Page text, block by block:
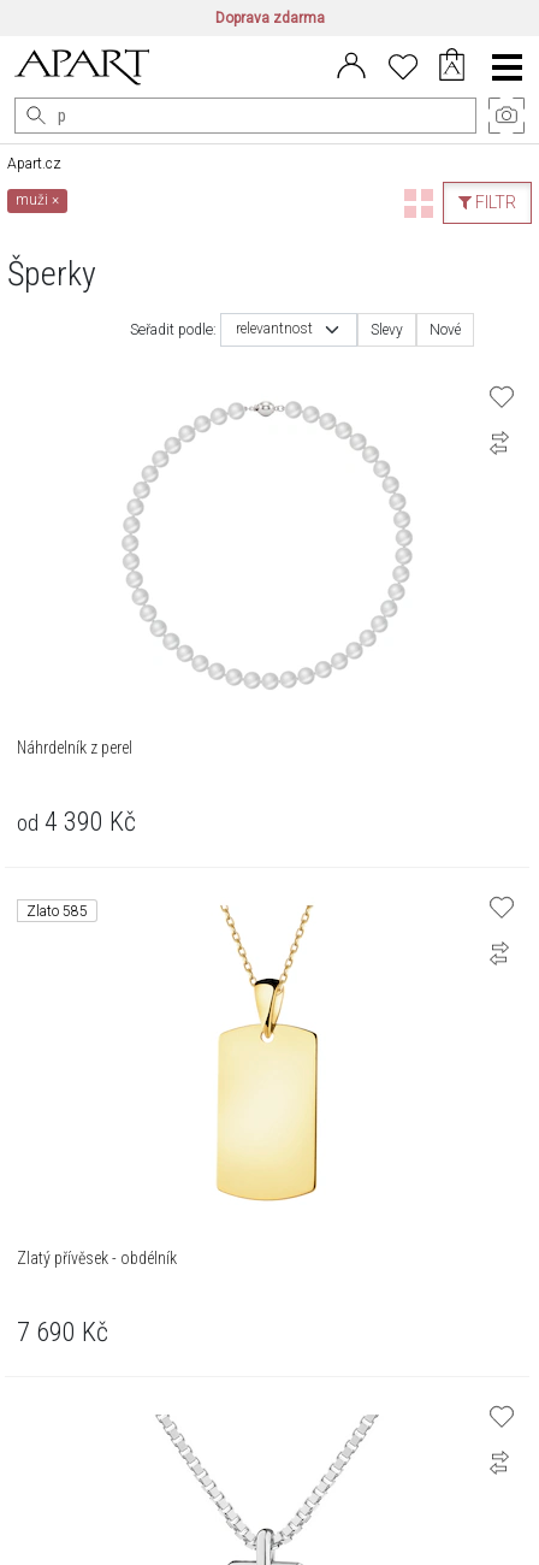
Doprava zdarma
CZ/CZK | EN/EUR PL/PLN
Main
Menu
Apart.cz
FILTR
muži×
Šperky
Seřadit podle: relevantnost Slevy Nové
Náhrdelník z perel
od 4 390 Kč
Zlato 585
Zlatý přívěsek - obdélník
7 690 Kč